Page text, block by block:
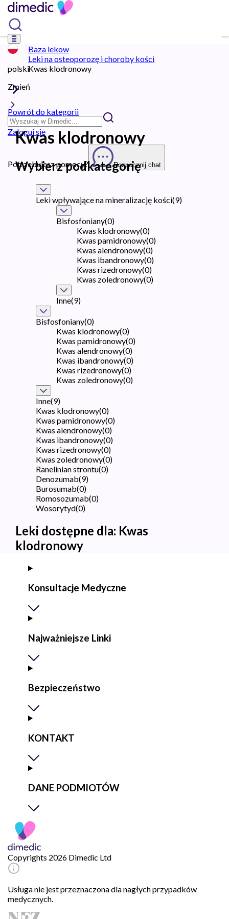
polski
Zmień
Zaloguj się
Potrzebujesz pomocy? Rozpocznij chat
Baza lekow
Leki na osteoporozę i choroby kości
Kwas klodronowy
Powrót do kategorii
Kwas klodronowy
Wybierz podkategorię
Leki wpływające na mineralizację kości(9)
Bisfosfoniany(0)
Kwas klodronowy(0)
Kwas pamidronowy(0)
Kwas alendronowy(0)
Kwas ibandronowy(0)
Kwas rizedronowy(0)
Kwas zoledronowy(0)
Inne(9)
Bisfosfoniany(0)
Kwas klodronowy(0)
Kwas pamidronowy(0)
Kwas alendronowy(0)
Kwas ibandronowy(0)
Kwas rizedronowy(0)
Kwas zoledronowy(0)
Inne(9)
Kwas klodronowy(0)
Kwas pamidronowy(0)
Kwas alendronowy(0)
Kwas ibandronowy(0)
Kwas rizedronowy(0)
Kwas zoledronowy(0)
Ranelinian strontu(0)
Denozumab(9)
Burosumab(0)
Romosozumab(0)
Wosorytyd(0)
Leki dostępne dla: Kwas
klodronowy
Konsultacje Medyczne
Najważniejsze Linki
Bezpieczeństwo
KONTAKT
DANE PODMIOTÓW
Copyrights 2026 Dimedic Ltd
Usługa nie jest przeznaczona dla nagłych przypadków
medycznych.